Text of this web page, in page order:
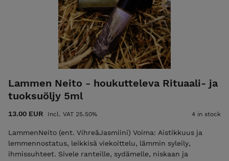
viinirypäleensiemenöljypohjainen, erittäin hyvän tuoksuinen
rituaali- ja tuoksuöljy. Pakattu helposti käytettävään ja
mukana kulkevaan roll-on-lasipulloon. Tuote myydään
kuriositeettina ja viihdetuotteena jonka vaikutuksista ei
voida antaa takeita. Tuotteen ulkonäkö saattaa vaihdella.
Lammen Neito - houkutteleva Rituaali- ja
tuoksuöljy 5ml
13.00 EUR Incl. VAT 25.50% 4 in stock
LammenNeito (ent. VihreäJasmiini) Voima: Aistikkuus ja
lemmennostatus, leikkisä viekoittelu, lämmin syleily,
ihmissuhteet. Sivele ranteille, sydämelle, niskaan ja